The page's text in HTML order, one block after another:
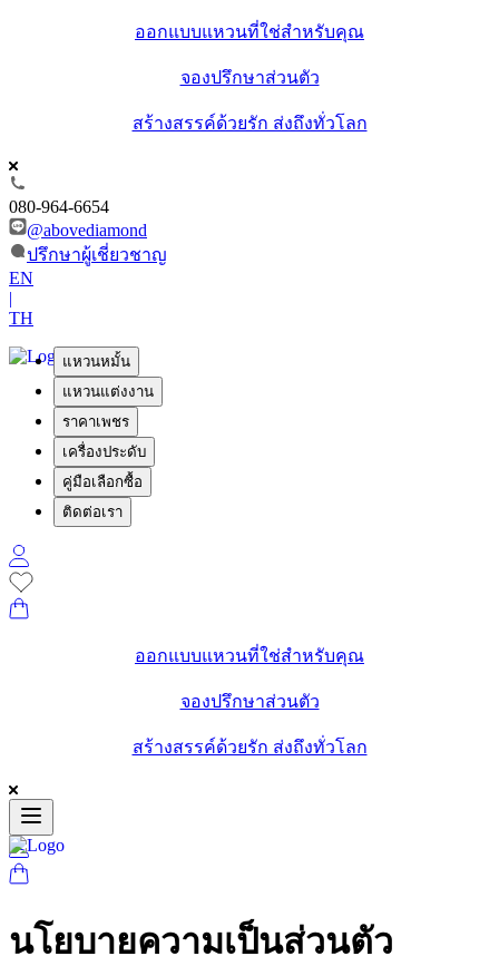
ออกแบบแหวนที่ใช่สำหรับคุณ
จองปรึกษาส่วนตัว
สร้างสรรค์ด้วยรัก ส่งถึงทั่วโลก
080-964-6654
@abovediamond
ปรึกษาผู้เชี่ยวชาญ
EN
|
TH
แหวนหมั้น
แหวนแต่งงาน
ราคาเพชร
เครื่องประดับ
คู่มือเลือกซื้อ
ติดต่อเรา
ออกแบบแหวนที่ใช่สำหรับคุณ
จองปรึกษาส่วนตัว
สร้างสรรค์ด้วยรัก ส่งถึงทั่วโลก
นโยบายความเป็นส่วนตัว